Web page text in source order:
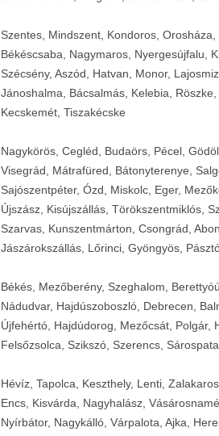
Szentes, Mindszent, Kondoros,
Békéscsaba, Nagymaros, Nyergesújfalu,
Szécsény, Aszód, Hatvan, Monor,
Jánoshalma, Bácsalmás, Kelebia,
Kecskemét, Tiszakécske
Nagykörös, Cegléd, Budaörs, Pécel,
Visegrád, Mátrafüred, Bátonyterenye,
Sajószentpéter, Ózd, Miskolc, Eger,
Újszász, Kisújszállás, Törökszentmiklós,
Szarvas, Kunszentmárton, Csongrád,
Jászárokszállás, Lőrinci, Gyöngyös,
Békés, Mezőberény, Szeghalom,
Nádudvar, Hajdúszoboszló, Debrecen,
Újfehértó, Hajdúdorog, Mezőcsát, Polgár,
Felsőzsolca, Szikszó, Szerencs,
Hévíz, Tapolca, Keszthely, Lenti,
Encs, Kisvárda, Nagyhalász,
Nyírbátor, Nagykálló, Várpalota, Ajka,